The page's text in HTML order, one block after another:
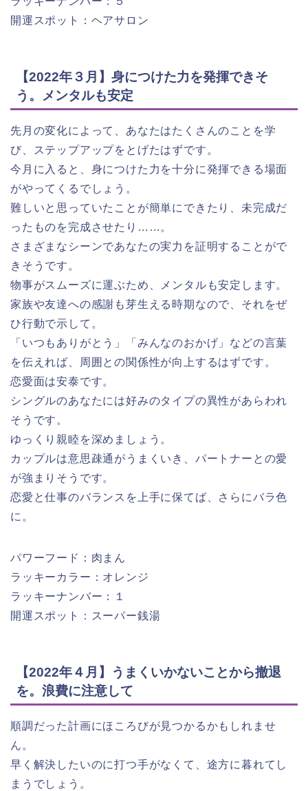
開運スポット：ヘアサロン
【2022年３月】身につけた力を発揮できそ
う。メンタルも安定
先月の変化によって、あなたはたくさんのことを学
び、ステップアップをとげたはずです。
今月に入ると、身につけた力を十分に発揮できる場面
がやってくるでしょう。
難しいと思っていたことが簡単にできたり、未完成だ
ったものを完成させたり……。
さまざまなシーンであなたの実力を証明することがで
きそうです。
物事がスムーズに運ぶため、メンタルも安定します。
家族や友達への感謝も芽生える時期なので、それをぜ
ひ行動で示して。
「いつもありがとう」「みんなのおかげ」などの言葉
を伝えれば、周囲との関係性が向上するはずです。
恋愛面は安泰です。
シングルのあなたには好みのタイプの異性があらわれ
そうです。
ゆっくり親睦を深めましょう。
カップルは意思疎通がうまくいき、パートナーとの愛
が強まりそうです。
恋愛と仕事のバランスを上手に保てば、さらにバラ色
に。
パワーフード：肉まん
ラッキーカラー：オレンジ
ラッキーナンバー：１
開運スポット：スーパー銭湯
【2022年４月】うまくいかないことから撤退
を。浪費に注意して
順調だった計画にほころびが見つかるかもしれませ
ん。
早く解決したいのに打つ手がなくて、途方に暮れてし
まうでしょう。